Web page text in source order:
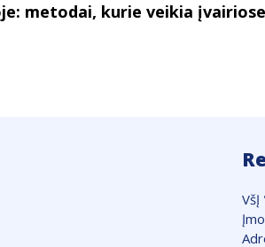
metodai, kurie veikia
VšĮ